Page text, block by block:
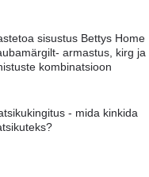
sisustus Bettys Home
armastus, kirg ja
kombinatsioon
- mida kinkida